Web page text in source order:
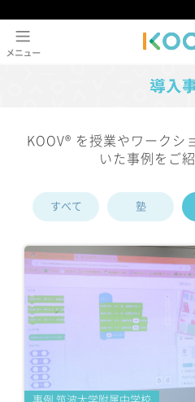
KOOV® を授業やワークシ
いた事例をご
すべて 塾
事例 筑波大学附属中学校